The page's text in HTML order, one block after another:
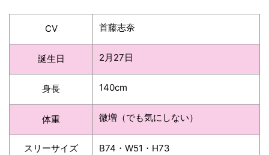
CV 首藤志奈
誕生日 2月27日
身長 140cm
体重 微増（でも気にしない）
スリーサイズ B74・W51・H73